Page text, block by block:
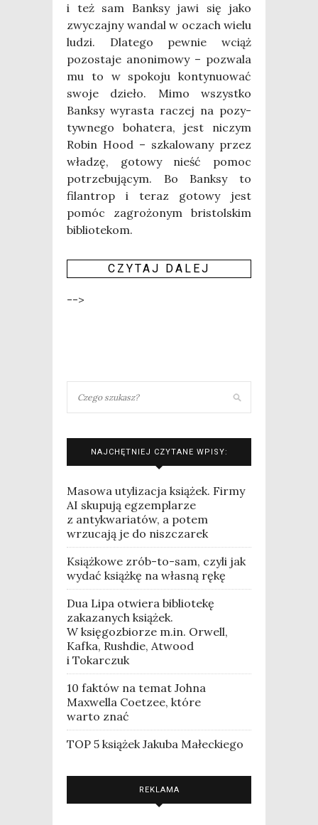
i też sam Bank­sy jawi się jako
zwy­czaj­ny wan­dal w oczach wie­lu
ludzi. Dla­te­go pew­nie wciąż
pozo­sta­je ano­ni­mo­wy – pozwa­la
mu to w spo­ko­ju kon­ty­nu­ować
swo­je dzie­ło. Mimo wszyst­ko
Bank­sy wyra­sta raczej na pozy­
tyw­ne­go boha­te­ra, jest niczym
Robin Hood – szka­lo­wa­ny przez
wła­dzę, goto­wy nieść pomoc
potrze­bu­ją­cym. Bo Bank­sy to
filan­trop i teraz goto­wy jest
pomóc zagro­żo­nym bri­stol­skim
biblio­te­kom.
CZY­TAJ DALEJ
-->
NAJCHĘTNIEJ CZYTANE WPISY:
Masowa utylizacja książek. Firmy
AI skupują egzemplarze
z antykwariatów, a potem
wrzucają je do niszczarek
Książkowe zrób-to-sam, czyli jak
wydać książkę na własną rękę
Dua Lipa otwiera bibliotekę
zakazanych książek.
W księgozbiorze m.in. Orwell,
Kafka, Rushdie, Atwood
i Tokarczuk
10 faktów na temat Johna
Maxwella Coetzee, które
warto znać
TOP 5 książek Jakuba Małeckiego
REKLAMA